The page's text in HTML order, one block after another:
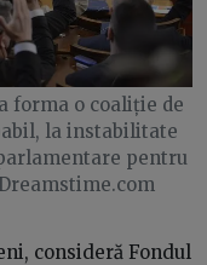
forma o coaliție de
la instabilitate
pentru
consideră Fondul